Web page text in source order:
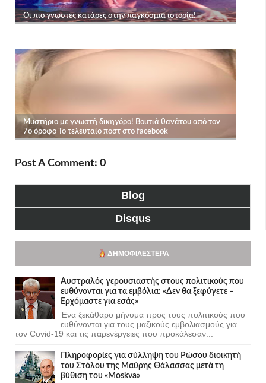
Post A Comment: 0
Blog
Disqus
ΔΗΜΟΦΙΛΈΣΤΕΡΑ
Αυστραλός γερουσιαστής στους πολιτικούς που
ευθύνονται για τα εμβόλια: «Δεν θα ξεφύγετε –
Ερχόμαστε για εσάς»
Ένα ξεκάθαρο μήνυμα προς τους πολιτικούς που
ευθύνονται για τους μαζικούς εμβολιασμούς για
τον Covid-19 και τις παρενέργειες που προκάλεσαν...
Πληροφορίες για σύλληψη του Ρώσου διοικητή
του Στόλου της Mαύρης Θάλασσας μετά τη
βύθιση του «Moskva»